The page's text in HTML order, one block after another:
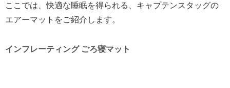
ここでは、快適な睡眠を得られる、キャプテンスタッグの
エアーマットをご紹介します。
インフレーティング ごろ寝マット